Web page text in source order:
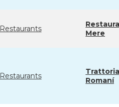
Restaurants
Mere
Restaurants
Romaní